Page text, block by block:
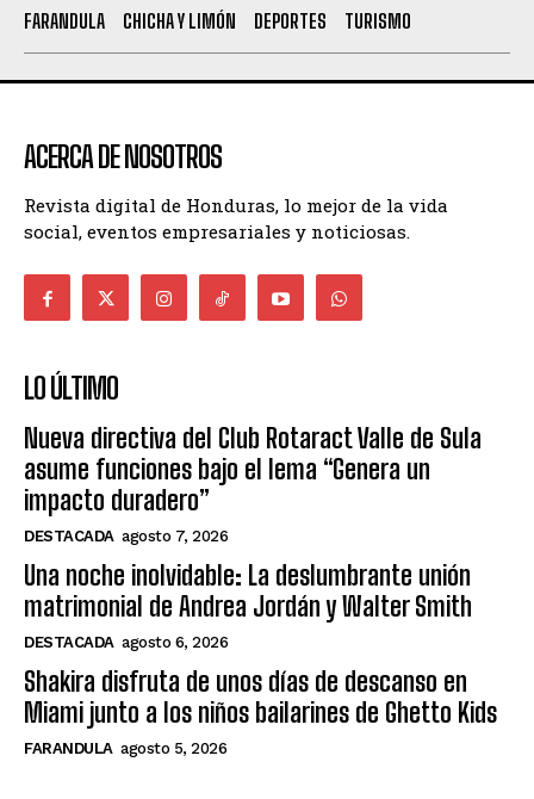
FARANDULA
CHICHA Y LIMÓN DEPORTES TURISMO
ACERCA DE NOSOTROS
Revista digital de Honduras, lo mejor de la vida
social, eventos empresariales y noticiosas.
LO ÚLTIMO
Nueva directiva del Club Rotaract Valle de Sula
asume funciones bajo el lema “Genera un
impacto duradero”
DESTACADA agosto 7, 2026
Una noche inolvidable: La deslumbrante unión
matrimonial de Andrea Jordán y Walter Smith
DESTACADA agosto 6, 2026
Shakira disfruta de unos días de descanso en
Miami junto a los niños bailarines de Ghetto Kids
FARANDULA agosto 5, 2026